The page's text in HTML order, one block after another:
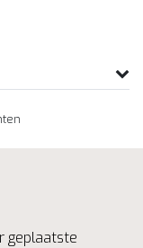
geplaatste